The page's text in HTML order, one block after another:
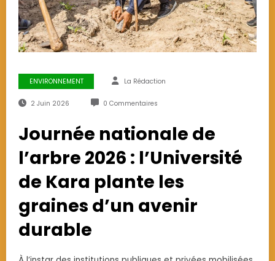
ENVIRONNEMENT La Rédaction
2 Juin 2026 0 Commentaires
Journée nationale de
l’arbre 2026 : l’Université
de Kara plante les
graines d’un avenir
durable